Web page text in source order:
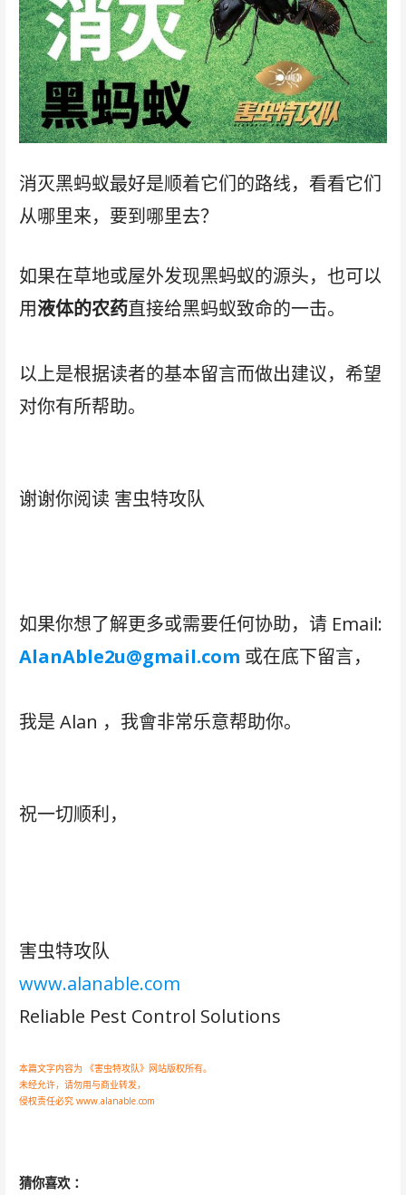
消灭黑蚂蚁最好是顺着它们的路线，看看它们
从哪里来，要到哪里去？
如果在草地或屋外发现黑蚂蚁的源头，也可以
用液体的农药直接给黑蚂蚁致命的一击。
以上是根据读者的基本留言而做出建议，希望
对你有所帮助。
谢谢你阅读 害虫特攻队
如果你想了解更多或需要任何协助，请 Email:
AlanAble2u@gmail.com 或在底下留言，
我是 Alan ，我會非常乐意帮助你。
祝一切顺利，
害虫特攻队
www.alanable.com
Reliable Pest Control Solutions
本篇文字内容为 《害虫特攻队》网站版权所有。
未经允许，请勿用与商业转发，
侵权责任必究 www.alanable.com
猜你喜欢 ：